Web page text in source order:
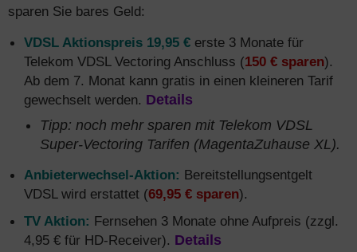
sparen Sie bares Geld:
VDSL Aktionspreis 19,95 € erste 3 Monate für
Telekom VDSL Vectoring Anschluss (150 € sparen).
Ab dem 7. Monat kann gratis in einen kleineren Tarif
gewechselt werden. Details
Tipp: noch mehr sparen mit Telekom VDSL
Super-Vectoring Tarifen (MagentaZuhause XL).
Anbieterwechsel-Aktion: Bereitstellungsentgelt
VDSL wird erstattet (69,95 € sparen).
TV Aktion: Fernsehen 3 Monate ohne Aufpreis (zzgl.
4,95 € für HD-Receiver). Details